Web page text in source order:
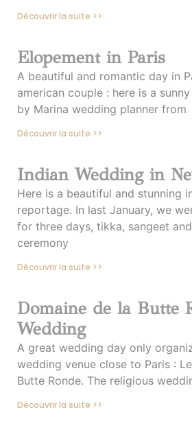
Découvrir la suite >>
Elopement in Paris
A beautiful and romantic day in
american couple : here is a
by Marina wedding planner from
Découvrir la suite >>
Indian Wedding in
Here is a beautiful and stunning
reportage. In last January, we
for three days, tikka, sangeet
ceremony
Découvrir la suite >>
Domaine de la Butte
Wedding
A great wedding day only
wedding venue close to Paris :
Butte Ronde. The religious
Découvrir la suite >>